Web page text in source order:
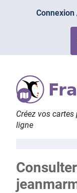
Créez vos
ligne